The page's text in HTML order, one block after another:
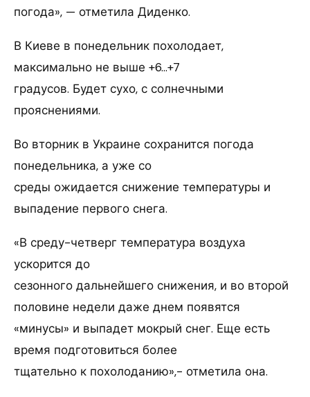
погода», — отметила Диденко.
В Киеве в понедельник похолодает,
максимально не выше +6…+7
градусов. Будет сухо, с солнечными
прояснениями.
Во вторник в Украине сохранится погода
понедельника, а уже со
среды ожидается снижение температуры и
выпадение первого снега.
«В среду-четверг температура воздуха
ускорится до
сезонного дальнейшего снижения, и во второй
половине недели даже днем появятся
«минусы» и выпадет мокрый снег. Еще есть
время подготовиться более
тщательно к похолоданию»,- отметила она.